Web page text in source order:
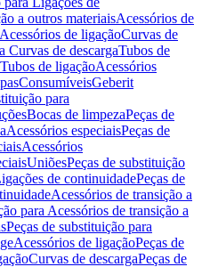
a outros materiaisAcessórios de
de ligaçãoCurvas de
Curvas de descargaTubos de
de ligaçãoAcessórios
ConsumíveisGeberit
para
Bocas de limpezaPeças de
Acessórios especiaisPeças de
Acessórios
UniõesPeças de substituição
de continuidadePeças de
Acessórios de transição a
para Acessórios de transição a
Peças de substituição para
Acessórios de ligaçãoPeças de
Curvas de descargaPeças de